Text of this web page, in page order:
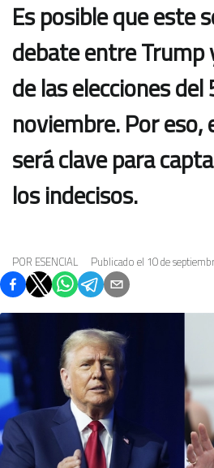
Es posible que este
debate entre Trump
de las elecciones del
noviembre. Por eso,
será clave para
los indecisos.
POR ESENCIAL Publicado el 10 de